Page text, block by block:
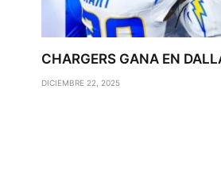
CHARGERS GANA EN
DICIEMBRE 22, 2025